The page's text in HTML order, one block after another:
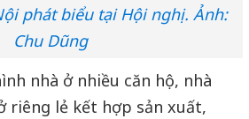
phát biểu tại Hội nghị. Ảnh:
Chu Dũng
nhà ở nhiều căn hộ, nhà
riêng lẻ kết hợp sản xuất,